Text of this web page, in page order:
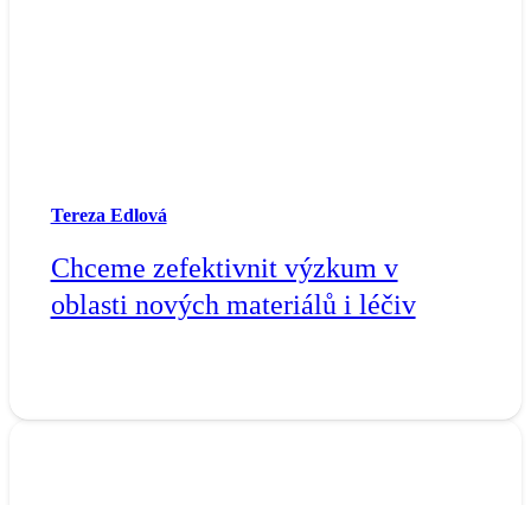
Tereza Edlová
Chceme zefektivnit výzkum v
oblasti nových materiálů i léčiv